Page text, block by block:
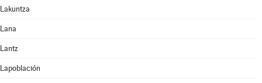
Lakuntza
Lana
Lantz
Lapoblación